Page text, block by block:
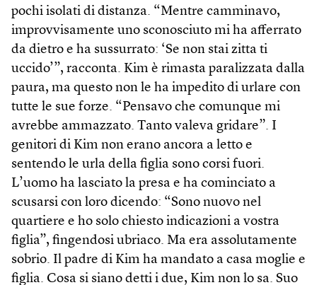
pochi isolati di distanza. “Mentre camminavo,
improvvisamente uno sconosciuto mi ha afferrato
da dietro e ha sussurrato: ‘Se non stai zitta ti
uccido’”, racconta. Kim è rimasta paralizzata dalla
paura, ma questo non le ha impedito di urlare con
tutte le sue forze. “Pensavo che comunque mi
avrebbe ammazzato. Tanto valeva gridare”. I
genitori di Kim non erano ancora a letto e
sentendo le urla della figlia sono corsi fuori.
L’uomo ha lasciato la presa e ha cominciato a
scusarsi con loro dicendo: “Sono nuovo nel
quartiere e ho solo chiesto indicazioni a vostra
figlia”, fingendosi ubriaco. Ma era assolutamente
sobrio. Il padre di Kim ha mandato a casa moglie e
figlia. Cosa si siano detti i due, Kim non lo sa. Suo